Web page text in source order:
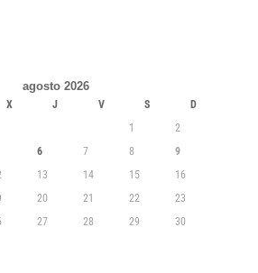
agosto 2026
X J V S
D
1
2
6 7 8
9
13 14 15
16
20 21 22
23
27 28 29
30